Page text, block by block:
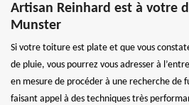
Artisan Reinhard est à votre
Munster
Si votre toiture est plate et que vous
de pluie, vous pourrez vous adresser à
en mesure de procéder à une recherche de
faisant appel à des techniques très